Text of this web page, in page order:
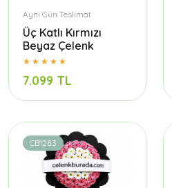
Aynı Gün Teslimat
Üç Katlı Kırmızı
Beyaz Çelenk
7.099 TL
CB1283